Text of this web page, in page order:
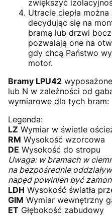
zwiększyć
Utracie ciepła
decydując się na
bramą lub drzwi
pozwalają one na
gdy chcą Państwo
motor.
Bramy LPU42
lub N w zależności od
wymiarowe dla tych bram:
Legenda:
LZ Wymiar w świetle
RM Wysokość wzorcowa
DE Wysokość do stropu
Uwaga: w bramach w
na bezpośrednie
napęd powinien być
LDH Wysokość światła
GIM Wymiar wewnętrzny
ET Głębokość zabudowy